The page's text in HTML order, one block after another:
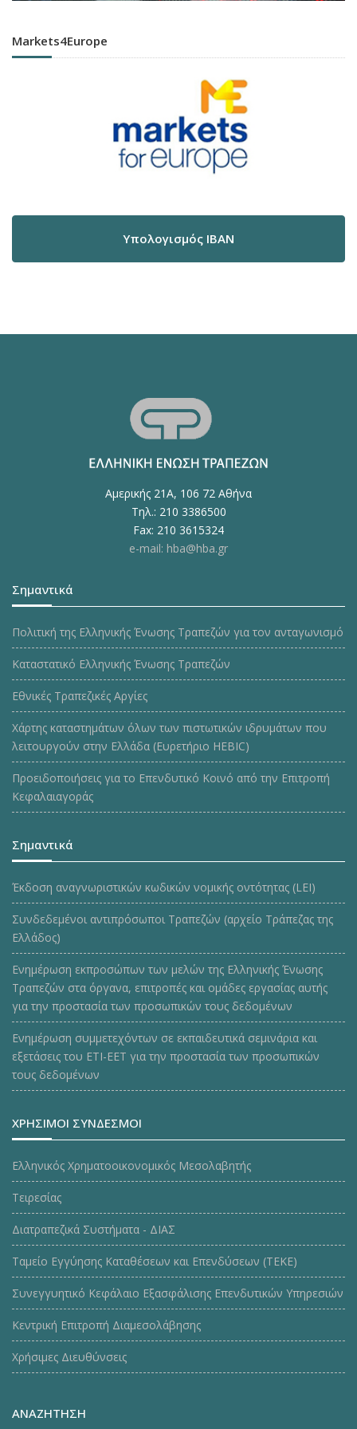
Markets4Europe
Υπολογισμός IBAN
Αμερικής 21Α, 106 72 Αθήνα
Τηλ.: 210 3386500
Fax: 210 3615324
e-mail: hba@hba.gr
Σημαντικά
Πολιτική της Ελληνικής Ένωσης Τραπεζών για τον ανταγωνισμό
Καταστατικό Ελληνικής Ένωσης Τραπεζών
Εθνικές Τραπεζικές Αργίες
Χάρτης καταστημάτων όλων των πιστωτικών ιδρυμάτων που
λειτουργούν στην Ελλάδα (Ευρετήριο HEBIC)
Προειδοποιήσεις για το Επενδυτικό Κοινό από την Επιτροπή
Κεφαλαιαγοράς
Σημαντικά
Έκδοση αναγνωριστικών κωδικών νομικής οντότητας (LEI)
Συνδεδεμένοι αντιπρόσωποι Τραπεζών (αρχείο Τράπεζας της
Ελλάδος)
Ενημέρωση εκπροσώπων των μελών της Ελληνικής Ένωσης
Τραπεζών στα όργανα, επιτροπές και ομάδες εργασίας αυτής
για την προστασία των προσωπικών τους δεδομένων
Ενημέρωση συμμετεχόντων σε εκπαιδευτικά σεμινάρια και
εξετάσεις του ΕΤΙ-ΕΕΤ για την προστασία των προσωπικών
τους δεδομένων
ΧΡΗΣΙΜΟΙ ΣΥΝΔΕΣΜΟΙ
Ελληνικός Χρηματοοικονομικός Μεσολαβητής
Τειρεσίας
Διατραπεζικά Συστήματα - ΔΙΑΣ
Ταμείο Εγγύησης Καταθέσεων και Επενδύσεων (ΤΕΚE)
Συνεγγυητικό Κεφάλαιο Εξασφάλισης Επενδυτικών Υπηρεσιών
Κεντρική Επιτροπή Διαμεσολάβησης
Χρήσιμες Διευθύνσεις
ΑΝΑΖΗΤΗΣΗ